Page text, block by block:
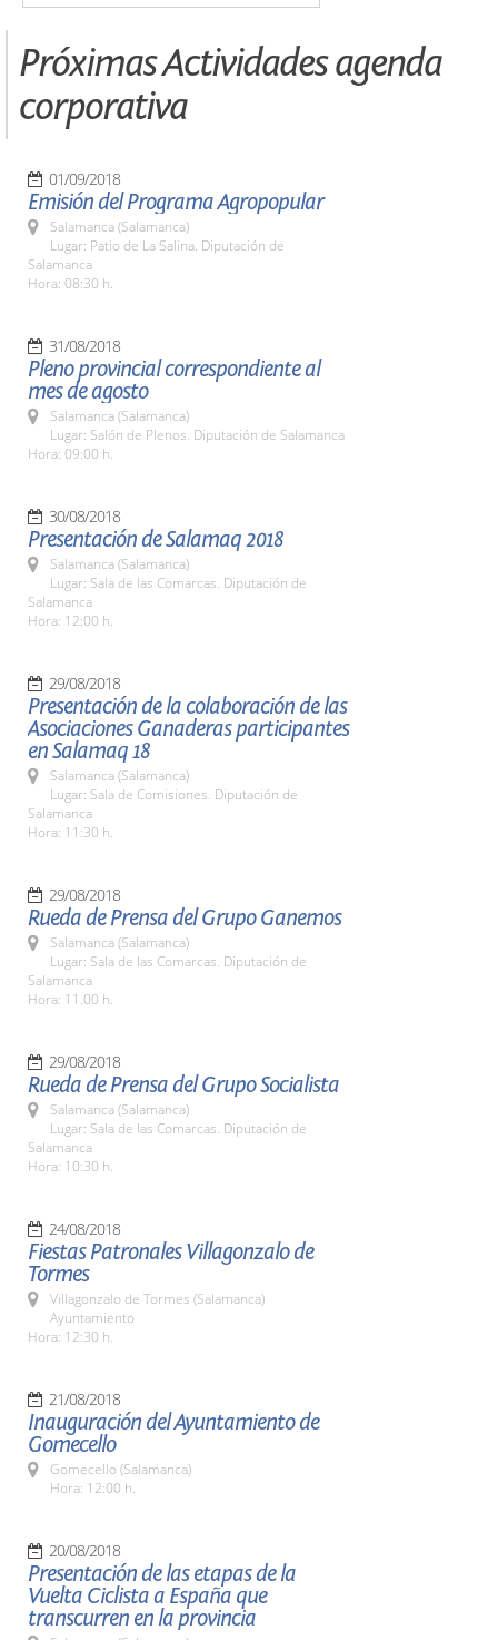
Próximas Actividades agenda
corporativa
01/09/2018
Emisión del Programa Agropopular
Salamanca (Salamanca)
Lugar: Patio de La Salina. Diputación de
Salamanca
Hora: 08:30 h.
31/08/2018
Pleno provincial correspondiente al
mes de agosto
Salamanca (Salamanca)
Lugar: Salón de Plenos. Diputación de Salamanca
Hora: 09:00 h.
30/08/2018
Presentación de Salamaq 2018
Salamanca (Salamanca)
Lugar: Sala de las Comarcas. Diputación de
Salamanca
Hora: 12:00 h.
29/08/2018
Presentación de la colaboración de las
Asociaciones Ganaderas participantes
en Salamaq 18
Salamanca (Salamanca)
Lugar: Sala de Comisiones. Diputación de
Salamanca
Hora: 11:30 h.
29/08/2018
Rueda de Prensa del Grupo Ganemos
Salamanca (Salamanca)
Lugar: Sala de las Comarcas. Diputación de
Salamanca
Hora: 11.00 h.
29/08/2018
Rueda de Prensa del Grupo Socialista
Salamanca (Salamanca)
Lugar: Sala de las Comarcas. Diputación de
Salamanca
Hora: 10:30 h.
24/08/2018
Fiestas Patronales Villagonzalo de
Tormes
Villagonzalo de Tormes (Salamanca)
Ayuntamiento
Hora: 12:30 h.
21/08/2018
Inauguración del Ayuntamiento de
Gomecello
Gomecello (Salamanca)
Hora: 12:00 h.
20/08/2018
Presentación de las etapas de la
Vuelta Ciclista a España que
transcurren en la provincia